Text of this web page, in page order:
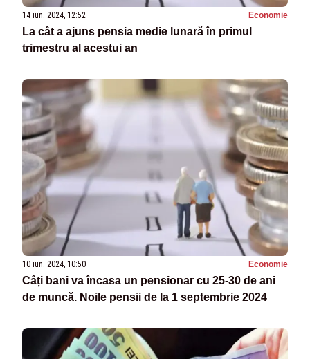
14 iun. 2024, 12:52 Economie
La cât a ajuns pensia medie lunară în primul
trimestru al acestui an
10 iun. 2024, 10:50 Economie
Câți bani va încasa un pensionar cu 25-30 de ani
de muncă. Noile pensii de la 1 septembrie 2024